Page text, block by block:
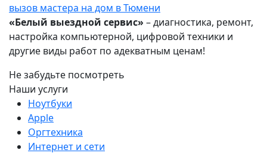
вызов мастера на дом в Тюмени
«Белый выездной сервис» – диагностика, ремонт,
настройка компьютерной, цифровой техники и
другие виды работ по адекватным ценам!
Не забудьте посмотреть
Наши услуги
Ноутбуки
Apple
Оргтехника
Интернет и сети